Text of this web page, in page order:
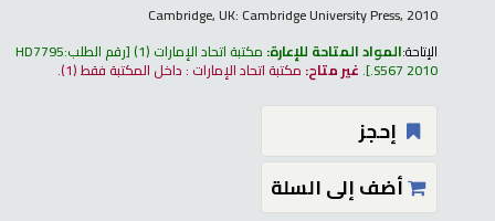
Cambridge, UK: Cambridge University Press, 2010
الإتاحة:المواد المتاحة للإعارة: مكتبة اتحاد الإمارات (1) رقم الطلب:HD7795
.S567 2010
.غير متاح: مكتبة اتحاد الإمارات : داخل المكتبة فقط(1).
إحجز
أضف إلى السلة